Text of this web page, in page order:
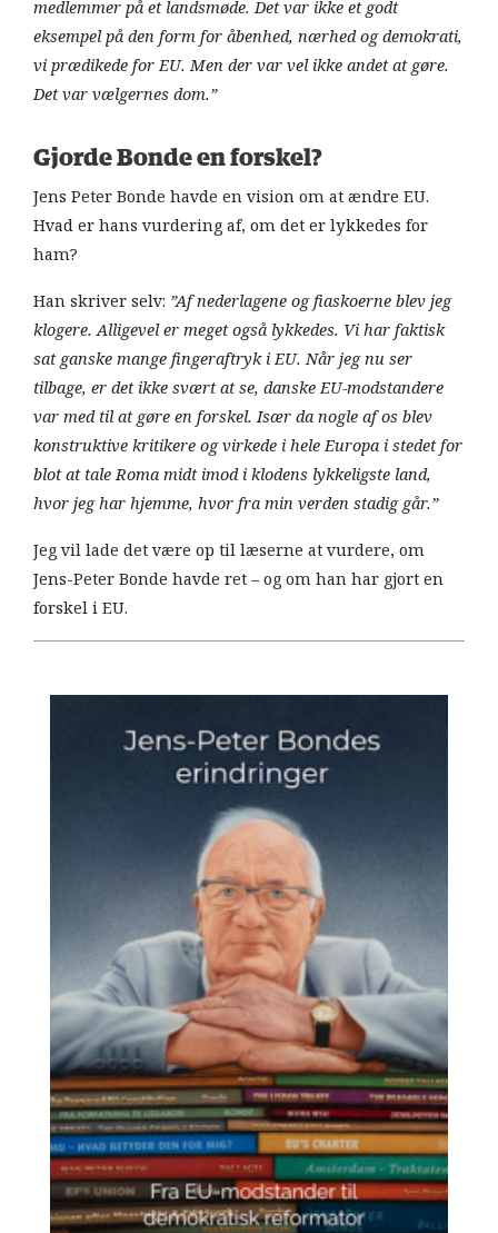
medlemmer på et landsmøde. Det var ikke et godt
eksempel på den form for åbenhed, nærhed og demokrati,
vi prædikede for EU. Men der var vel ikke andet at gøre.
Det var vælgernes dom.”
Gjorde Bonde en forskel?
Jens Peter Bonde havde en vision om at ændre EU.
Hvad er hans vurdering af, om det er lykkedes for
ham?
Han skriver selv: ”Af nederlagene og fiaskoerne blev jeg
klogere. Alligevel er meget også lykkedes. Vi har faktisk
sat ganske mange fingeraftryk i EU. Når jeg nu ser
tilbage, er det ikke svært at se, danske EU-modstandere
var med til at gøre en forskel. Især da nogle af os blev
konstruktive kritikere og virkede i hele Europa i stedet for
blot at tale Roma midt imod i klodens lykkeligste land,
hvor jeg har hjemme, hvor fra min verden stadig går.”
Jeg vil lade det være op til læserne at vurdere, om
Jens-Peter Bonde havde ret – og om han har gjort en
forskel i EU.